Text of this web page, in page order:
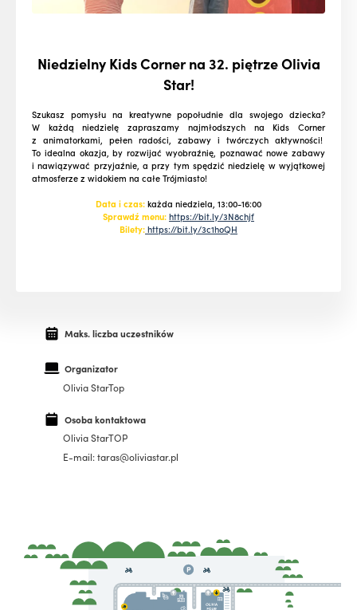
Niedzielny Kids Corner na 32. piętrze Olivia
Star!
Szukasz pomysłu na kreatywne popołudnie dla swojego dziecka?
W każdą niedzielę zapraszamy najmłodszych na Kids Corner
z animatorkami, pełen radości, zabawy i twórczych aktywności!
To idealna okazja, by rozwijać wyobraźnię, poznawać nowe zabawy
i nawiązywać przyjaźnie, a przy tym spędzić niedzielę w wyjątkowej
atmosferze z widokiem na całe Trójmiasto!
Data i czas:każda niedziela, 13:00-16:00
Sprawdź menu:https://bit.ly/3N8chjf
Bilety:https://bit.ly/3c1hoQH
Maks. liczba uczestników
Organizator
Olivia StarTop
Osoba kontaktowa
Olivia StarTOP
E-mail: taras@oliviastar.pl